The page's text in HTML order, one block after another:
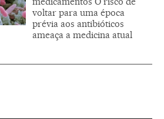
voltar para uma época
prévia aos antibióticos
ameaça a medicina atual